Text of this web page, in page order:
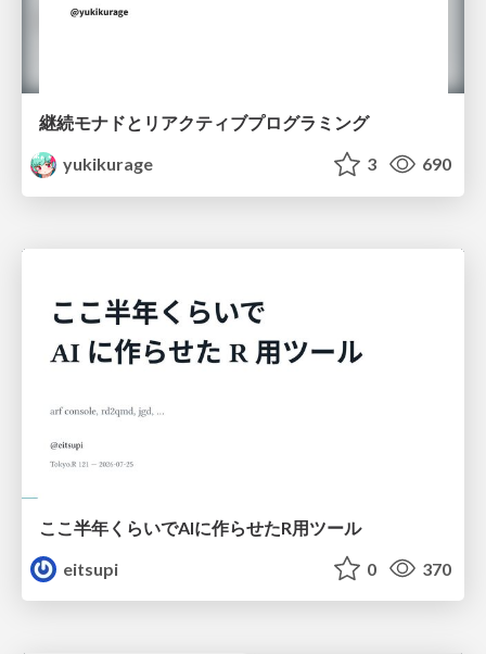
継続モナドとリアクティブプログラミング
yukikurage
3 690
ここ半年くらいでAIに作らせたR用ツール
eitsupi
0 370